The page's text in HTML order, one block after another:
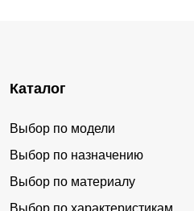
Каталог
Выбор по модели
Выбор по назначению
Выбор по материалу